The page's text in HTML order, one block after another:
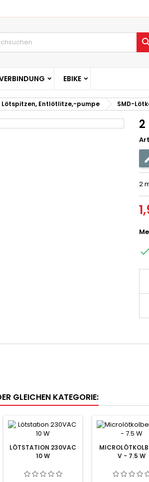
EBIKE
Lötspitzen, Entlötlitze,-pumpe SMD-
2

GLEICHEN KATEGORIE:
LÖTSTATION 230VAC
10 W
V - 7.5 W